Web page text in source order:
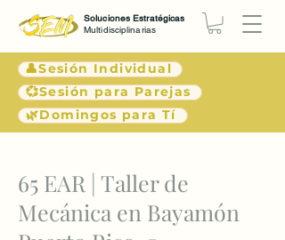
👤Sesión Individual
💞Sesión para Parejas
🌿Domingos para Tí
Soluciones Estratégicas
Multidisciplinarias
< Atrás
65 EAR | Taller de
Mecánica en Bayamón